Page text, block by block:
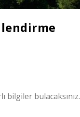
bilgiler bulacaksınız.